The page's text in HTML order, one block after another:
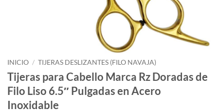
INICIO / TIJERAS DESLIZANTES (FILO NAVAJA)
Tijeras para Cabello Marca Rz Doradas de
Filo Liso 6.5″ Pulgadas en Acero
Inoxidable